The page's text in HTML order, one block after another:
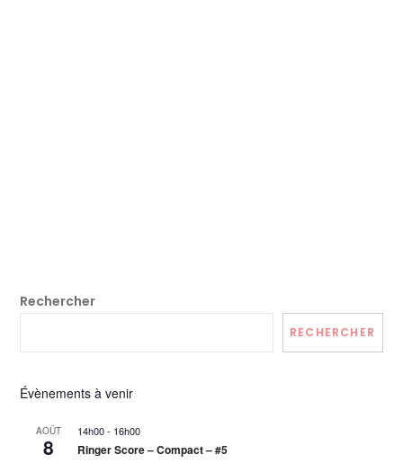
Rechercher
RECHERCHER
Évènements à venir
AOÛT
8
14h00- 16h00
Ringer Score – Compact – #5